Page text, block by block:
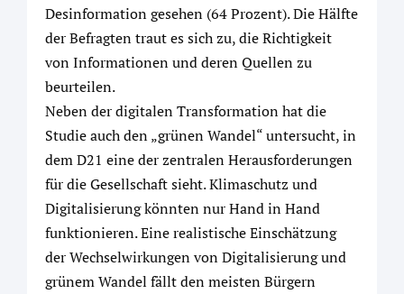
Desinformation gesehen (64 Prozent). Die Hälfte
der Befragten traut es sich zu, die Richtigkeit
von Informationen und deren Quellen zu
beurteilen.
Neben der digitalen Transformation hat die
Studie auch den „grünen Wandel“ untersucht, in
dem D21 eine der zentralen Herausforderungen
für die Gesellschaft sieht. Klimaschutz und
Digitalisierung könnten nur Hand in Hand
funktionieren. Eine realistische Einschätzung
der Wechselwirkungen von Digitalisierung und
grünem Wandel fällt den meisten Bürgern